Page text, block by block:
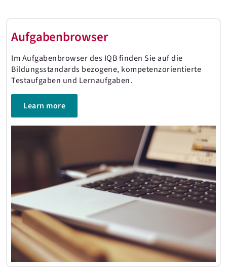
Aufgabenbrowser
Im Aufgabenbrowser des IQB finden Sie auf die
Bildungsstandards bezogene, kompetenzorientierte
Testaufgaben und Lernaufgaben.
Learn more